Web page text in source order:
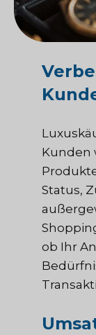
Kunden
Status,
ob Ihr